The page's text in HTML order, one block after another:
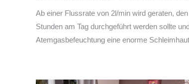
Ab einer Flussrate von 2l/min wird geraten,
Stunden am Tag durchgeführt werden sollte
Atemgasbefeuchtung eine enorme